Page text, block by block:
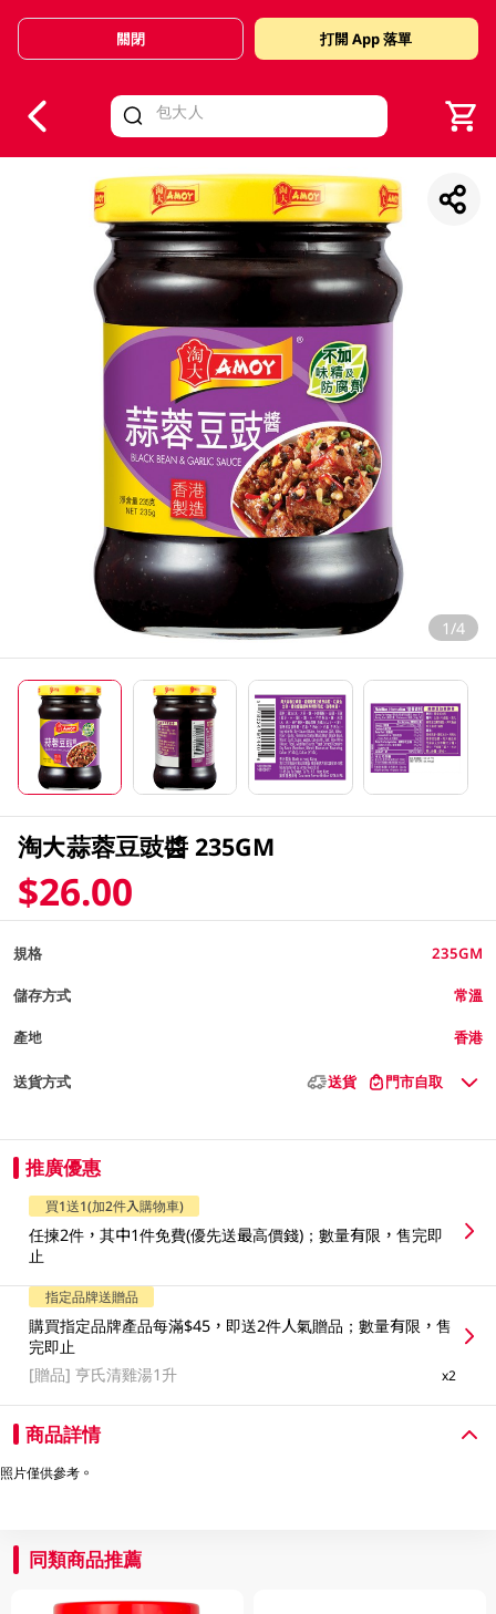
Valid Until 30 June 2026
關閉 打開 App 落單
1/4
淘大蒜蓉豆豉醬 235GM
$26.00
規格 235GM
儲存方式 常溫
產地 香港
送貨方式 送貨 門市自取
推廣優惠
買1送1(加2件入購物車)
任揀2件，其中1件免費(優先送最高價錢)；數量有限，售完即
止
指定品牌送贈品
購買指定品牌產品每滿$45，即送2件人氣贈品；數量有限，售
完即止
[贈品]亨氏清雞湯1升 x2
商品詳情
照片僅供參考。
同類商品推薦